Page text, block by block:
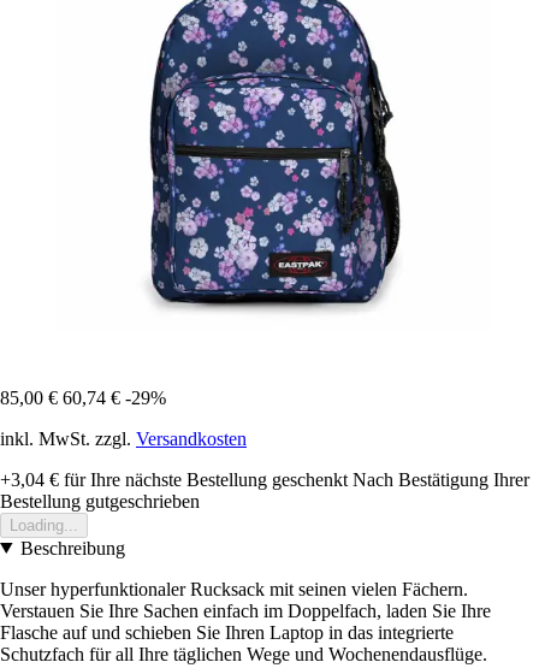
85,00 € 60,74 € -29%
inkl. MwSt. zzgl. Versandkosten
+3,04 € für Ihre nächste Bestellung geschenkt Nach Bestätigung Ihrer
Bestellung gutgeschrieben
Loading...
Beschreibung
Unser hyperfunktionaler Rucksack mit seinen vielen Fächern.
Verstauen Sie Ihre Sachen einfach im Doppelfach, laden Sie Ihre
Flasche auf und schieben Sie Ihren Laptop in das integrierte
Schutzfach für all Ihre täglichen Wege und Wochenendausflüge.